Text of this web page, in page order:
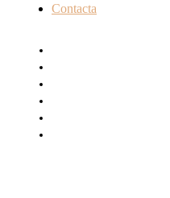
Contacta